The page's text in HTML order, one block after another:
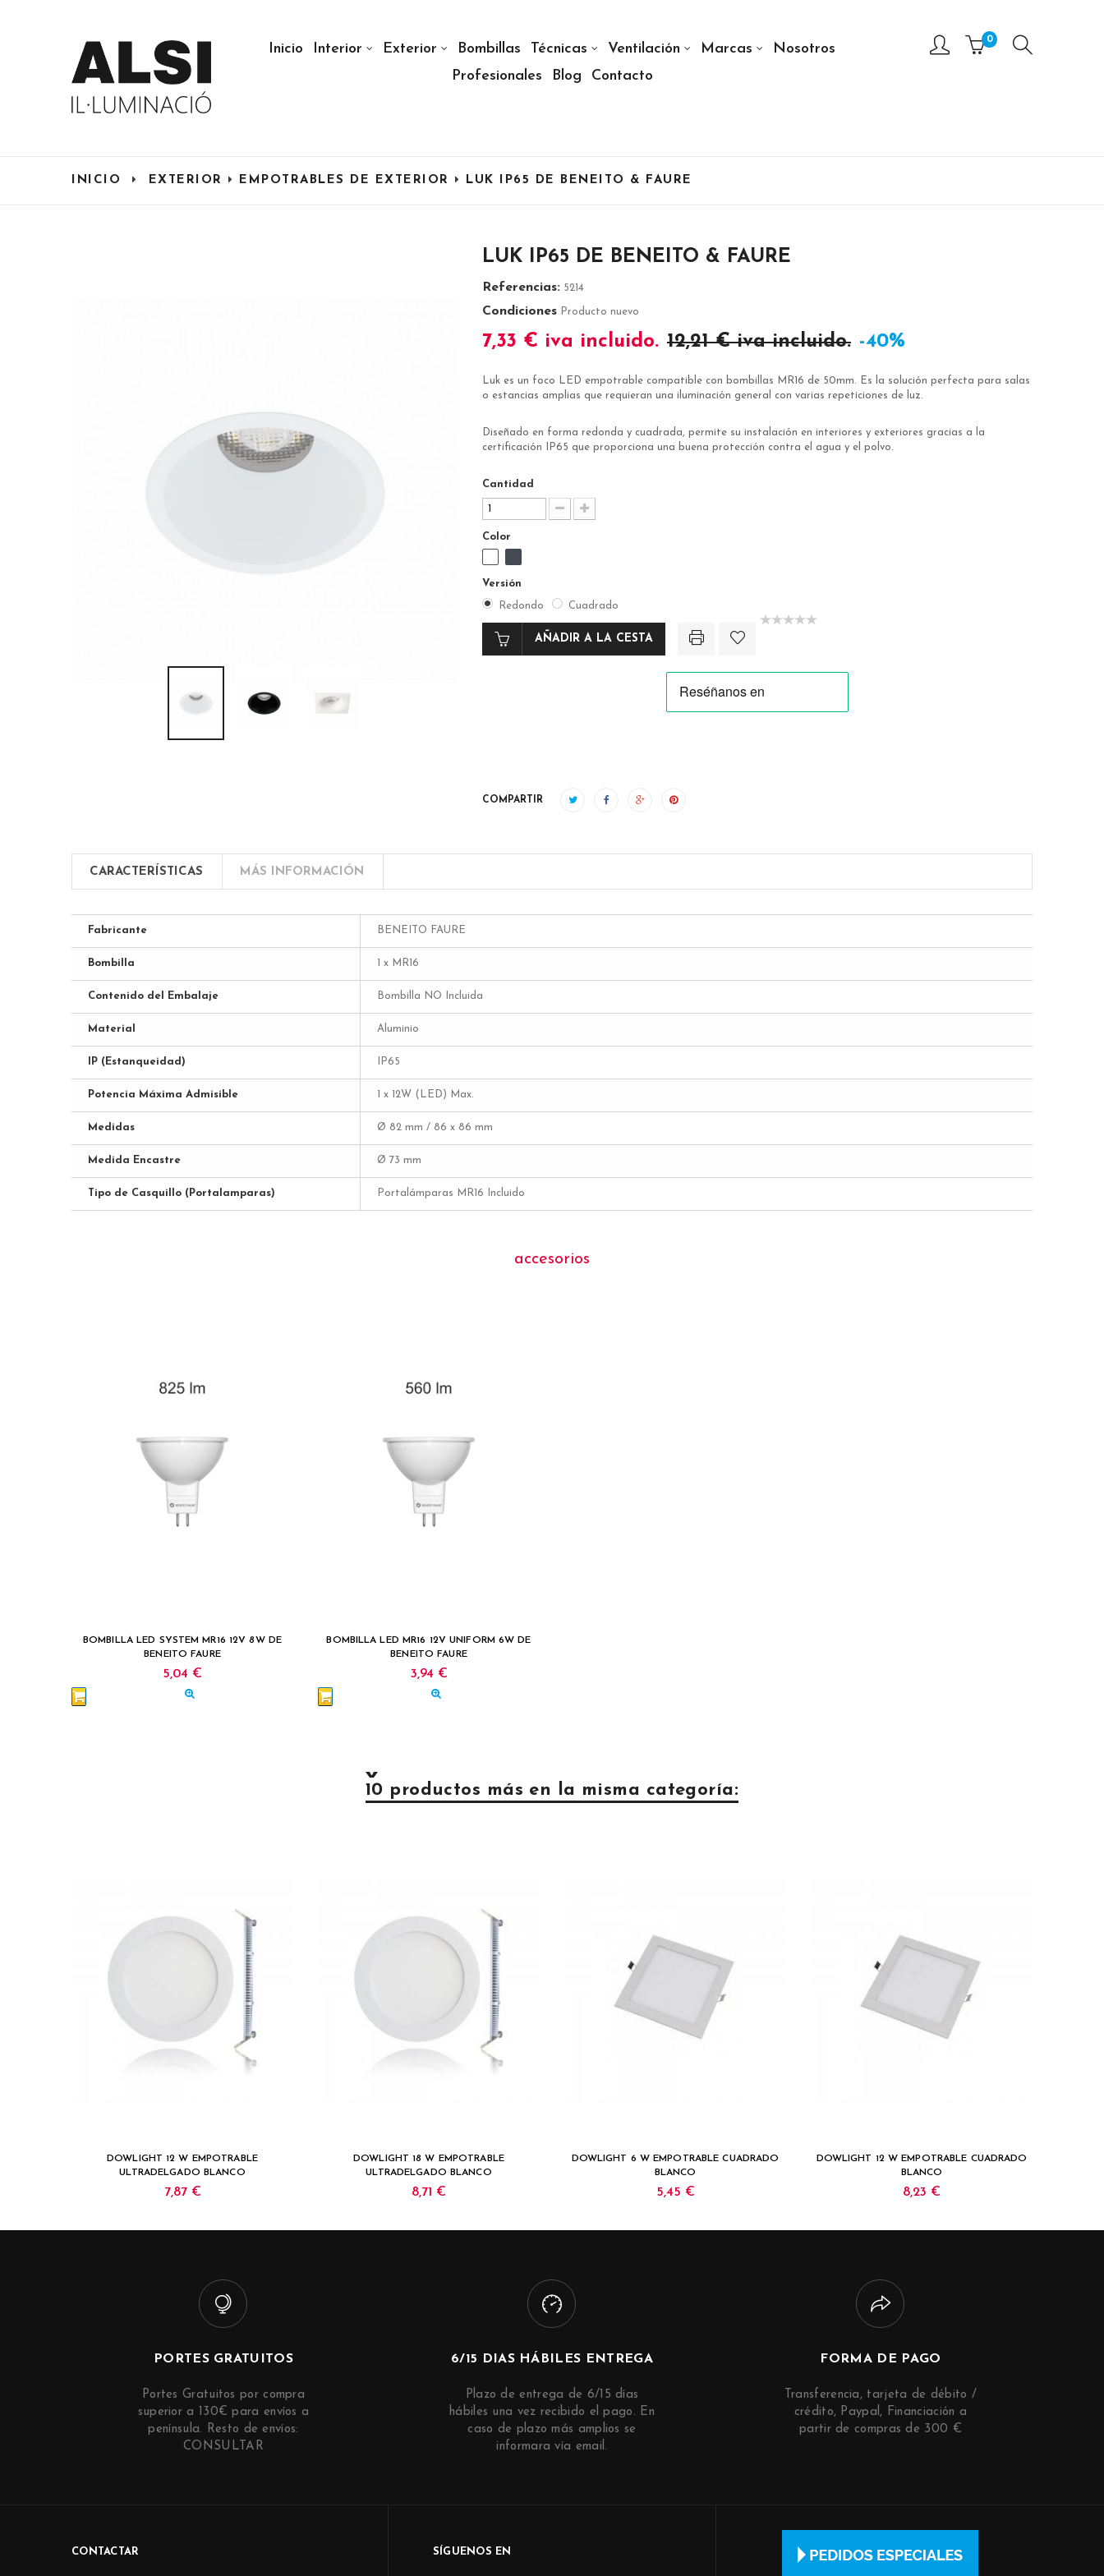
0
Inicio Interior Exterior Bombillas Técnicas Ventilación Marcas
Nosotros
Profesionales
Blog Contacto
INICIO EXTERIOR EMPOTRABLES DE EXTERIOR LUK IP65 DE BENEITO & FAURE
LUK IP65 DE BENEITO & FAURE
Referencias: 5214
Condiciones Producto nuevo
7,33 € iva incluido. 12,21 €iva incluido. -40%
Luk es un foco LED empotrable compatible con bombillas MR16 de 50mm. Es la solución perfecta para salas
o estancias amplias que requieran una iluminación general con varias repeticiones de luz.
Diseñado en forma redonda y cuadrada, permite su instalación en interiores y exteriores gracias a la
certificación IP65 que proporciona una buena protección contra el agua y el polvo.
Cantidad
Color
Versión
Redondo Cuadrado
AÑADIR A LA CESTA
COMPARTIR
CARACTERÍSTICAS MÁS INFORMACIÓN
Fabricante BENEITO FAURE
Bombilla 1 x MR16
Contenido del Embalaje Bombilla NO Incluida
Material Aluminio
IP (Estanqueidad) IP65
Potencia Máxima Admisible 1 x 12W (LED) Max.
Medidas Ø 82 mm / 86 x 86 mm
Medida Encastre Ø 73 mm
Tipo de Casquillo (Portalamparas) Portalámparas MR16 Incluido
accesorios
BOMBILLA LED SYSTEM MR16 12V 8W DE
BENEITO FAURE
5,04 €
BOMBILLA LED MR16 12V UNIFORM 6W DE
BENEITO FAURE
3,94 €
10 productos más en la misma categoría:
DOWLIGHT 12 W EMPOTRABLE
ULTRADELGADO BLANCO
7,87 €
DOWLIGHT 18 W EMPOTRABLE
ULTRADELGADO BLANCO
8,71 €
DOWLIGHT 6 W EMPOTRABLE CUADRADO
BLANCO
5,45 €
DOWLIGHT 12 W EMPOTRABLE CUADRADO
BLANCO
8,23 €
PORTES GRATUITOS
Portes Gratuitos por compra
superior a 130€ para envíos a
península. Resto de envíos:
CONSULTAR
6/15 DIAS HÁBILES ENTREGA
Plazo de entrega de 6/15 días
hábiles una vez recibido el pago. En
caso de plazo más amplios se
informara vía email.
FORMA DE PAGO
Transferencia, tarjeta de débito /
crédito, Paypal, Financiación a
partir de compras de 300 €
CONTACTAR SÍGUENOS EN